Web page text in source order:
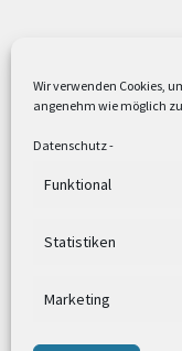
Wir verwenden Cookies,
angenehm wie möglich
Datenschutz-
Funktional
Statistiken
Marketing